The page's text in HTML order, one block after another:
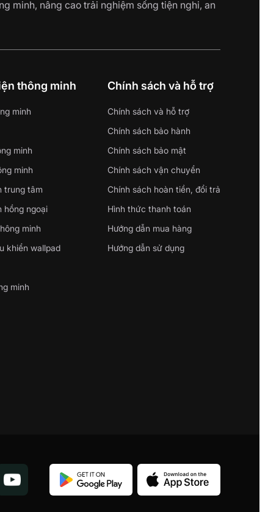
minh, nâng cao trải nghiệm sống tiện nghi, an
thông minh
minh
minh
minh
trung tâm
hồng ngoại
minh
khiển wallpad
minh
Chính sách và hỗ trợ
Chính sách và hỗ trợ
Chính sách bảo hành
Chính sách bảo mật
Chính sách vận chuyển
Chính sách hoàn tiền, đổi trả
Hình thức thanh toán
Hướng dẫn mua hàng
Hướng dẫn sử dụng